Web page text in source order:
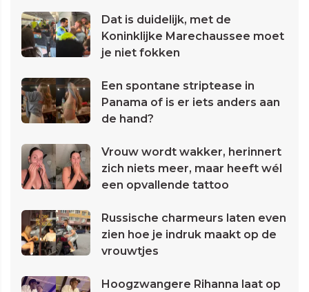
Dat is duidelijk, met de
Koninklijke Marechaussee moet
je niet fokken
Een spontane striptease in
Panama of is er iets anders aan
de hand?
Vrouw wordt wakker, herinnert
zich niets meer, maar heeft wél
een opvallende tattoo
Russische charmeurs laten even
zien hoe je indruk maakt op de
vrouwtjes
Hoogzwangere Rihanna laat op